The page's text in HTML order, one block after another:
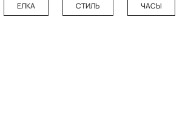
ЕЛКА СТИЛЬ ЧАСЫ